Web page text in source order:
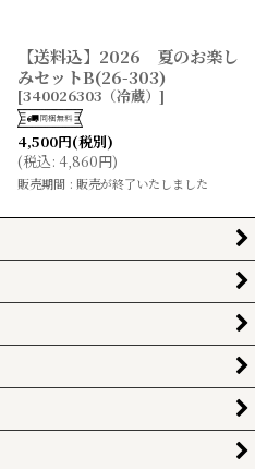
【送料込】2026 夏のお楽し
みセットB(26-303)
[340026303（冷蔵） ]
4,500円(税別)
(税込: 4,860円)
販売期間 : 販売が終了いたしました